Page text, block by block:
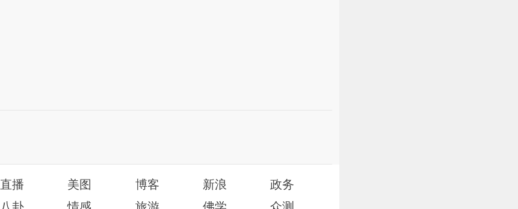
直播 美图 博客 新浪
政务
八卦 情感 旅游 佛学 众测